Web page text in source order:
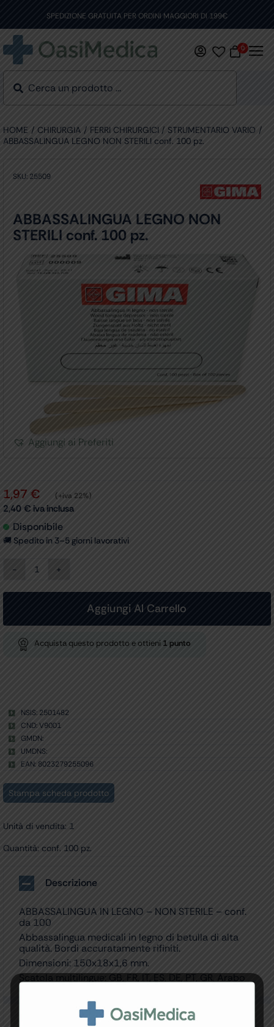
content
SPEDIZIONE GRATUITA PER ORDINI MAGGIORI DI 199€
0
HOME CHIRURGIA FERRI CHIRURGICI
STRUMENTARIO VARIO
ABBASSALINGUA LEGNO NON STERILI conf. 100 pz.
SKU: 25509
ABBASSALINGUA LEGNO NON
STERILI conf. 100 pz.
Aggiungi ai Preferiti
1,97 € (+iva 22%)
2,40 € iva inclusa
Disponibile
🚚 Spedito in 3–5 giorni lavorativi
ABBASSALINGUA
NON
100
pz.
quantità
Aggiungi Al Carrello
Acquista questo prodotto e ottieni 1 punto
NSIS: 2501482
CND: V9001
GMDN:
UMDNS:
EAN: 8023279255096
Stampa scheda prodotto
Unità di vendita: 1
Quantità: conf. 100 pz.
Descrizione
ABBASSALINGUA IN LEGNO – NON STERILE – conf.
da 100
Abbassalingua medicali in legno di betulla di alta
qualità. Bordi accuratamente rifiniti.
Dimensioni: 150x18x1,6 mm.
Scatola multilingue: GB, FR, IT, ES, DE, PT, GR, Arabo
Specifiche Tecniche